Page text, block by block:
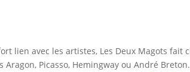
lien avec les artistes, Les Deux Magots
Picasso, Hemingway ou André